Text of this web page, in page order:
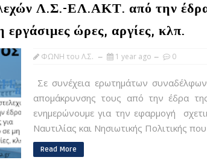
Λ.Σ.-ΕΛ.ΑΚΤ. από την έδρα
εργάσιμες ώρες, αργίες, κλπ.
ΦΩΝΗ του Λ.Σ. 1 year ago 0
Σε συνέχεια ερωτημάτων
απομάκρυνσης τους από την έδρα
ενημερώνουμε για την εφαρμογή
Ναυτιλίας και Νησιωτικής Πολιτικής
Read More